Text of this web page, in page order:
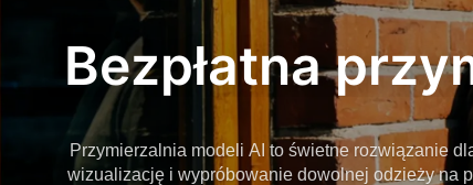
Bezpłatna
Przymierzalnia modeli AI to świetne rozwiązanie
wizualizację i wypróbowanie dowolnej odzieży na